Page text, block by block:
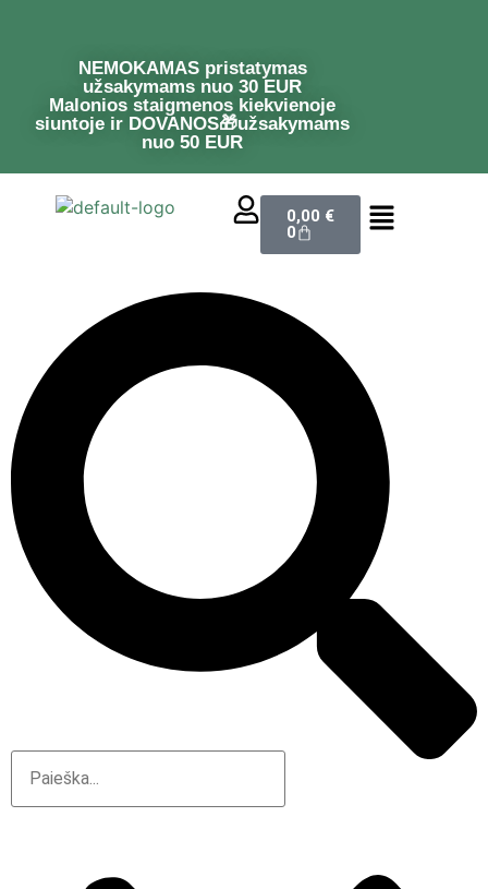
NEMOKAMAS pristatymas
užsakymams nuo 30 EUR
Malonios staigmenos kiekvienoje
siuntoje ir DOVANOS🎁užsakymams
nuo 50 EUR
0,00 €
0